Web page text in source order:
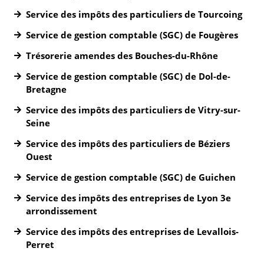
Service des impôts des particuliers de Tourcoing
Service de gestion comptable (SGC) de Fougères
Trésorerie amendes des Bouches-du-Rhône
Service de gestion comptable (SGC) de Dol-de-
Bretagne
Service des impôts des particuliers de Vitry-sur-
Seine
Service des impôts des particuliers de Béziers
Ouest
Service de gestion comptable (SGC) de Guichen
Service des impôts des entreprises de Lyon 3e
arrondissement
Service des impôts des entreprises de Levallois-
Perret